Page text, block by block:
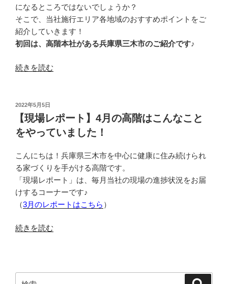
になるところではないでしょうか？
そこで、当社施行エリア各地域のおすすめポイントをご
紹介していきます！
初回は、高階本社がある兵庫県三木市のご紹介です♪
“【エ
紹
介】
兵
庫
県
三
木
市
の
ん
ろ
続きを読む
投
稿
日:
2022年5月5日
【現場レポート】4月の高階はこんなこと
をやっていました！
こんにちは！兵庫県三木市を中心に健康に住み続けられ
る家づくりを手がける高階です。
「現場レポート」は、毎月当社の現場の進捗状況をお届
けするコーナーです♪
（3月のレポートはこちら ）
“【現
続きを読む
検